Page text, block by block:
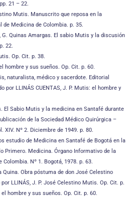
21 – 22.
Mutis. Manuscrito que reposa en la
Medicina de Colombia. p. 35.
G. Quinas Amargas. El sabio Mutis y la discusión
22.
Op. Cit. p. 38.
hombre y sus sueños. Op. Cit. p. 60.
naturalista, médico y sacerdote. Editorial
por LLINÁS CUENTAS, J. P. Mutis: el hombre y
El Sabio Mutis y la medicina en Santafé durante
de la Sociedad Médico Quirúrgica –
XIV. Nº 2. Diciembre de 1949. p. 80.
estudio de Medicina en Santafé de Bogotá en la
Primero. Medicina. Órgano Informativo de la
Nº 1. Bogotá, 1978. p. 63.
Quina. Obra póstuma de don José Celestino
LLINÁS, J. P. José Celestino Mutis. Op. Cit. p.
hombre y sus sueños. Op. Cit. p. 60.